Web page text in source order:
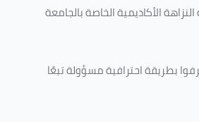
الأكاديمية الخاصة بالجامعة
بطريقة احترافية مسؤولة تبعًا